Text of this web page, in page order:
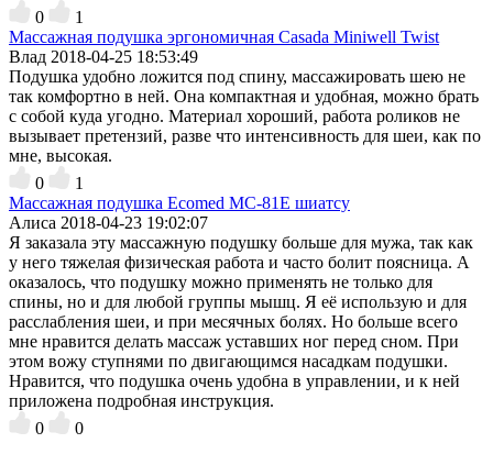
0
1
Массажная подушка эргономичная Casada Miniwell Twist
Влад 2018-04-25 18:53:49
Подушка удобно ложится под спину, массажировать шею не
так комфортно в ней. Она компактная и удобная, можно брать
с собой куда угодно. Материал хороший, работа роликов не
вызывает претензий, разве что интенсивность для шеи, как по
мне, высокая.
0
1
Массажная подушка Ecomed MC-81E шиатсу
Алиса 2018-04-23 19:02:07
Я заказала эту массажную подушку больше для мужа, так как
у него тяжелая физическая работа и часто болит поясница. А
оказалось, что подушку можно применять не только для
спины, но и для любой группы мышц. Я её использую и для
расслабления шеи, и при месячных болях. Но больше всего
мне нравится делать массаж уставших ног перед сном. При
этом вожу ступнями по двигающимся насадкам подушки.
Нравится, что подушка очень удобна в управлении, и к ней
приложена подробная инструкция.
0
0